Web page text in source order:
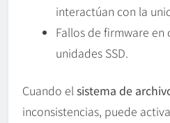
interactúan con la
Fallos de firmware
unidades SSD.
Cuando elsistema de
inconsistencias, puede